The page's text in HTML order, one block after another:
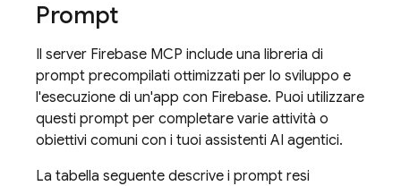
Prompt
Il server Firebase MCP include una libreria di
prompt precompilati ottimizzati per lo sviluppo e
l'esecuzione di un'app con Firebase. Puoi utilizzare
questi prompt per completare varie attività o
obiettivi comuni con i tuoi assistenti AI agentici.
La tabella seguente descrive i prompt resi